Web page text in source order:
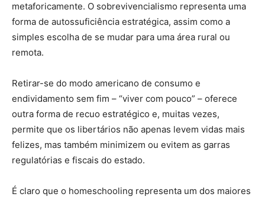
metaforicamente. O sobrevivencialismo representa uma
forma de autossuficiência estratégica, assim como a
simples escolha de se mudar para uma área rural ou
remota.
Retirar-se do modo americano de consumo e
endividamento sem fim – “viver com pouco” – oferece
outra forma de recuo estratégico e, muitas vezes,
permite que os libertários não apenas levem vidas mais
felizes, mas também minimizem ou evitem as garras
regulatórias e fiscais do estado.
É claro que o homeschooling representa um dos maiores